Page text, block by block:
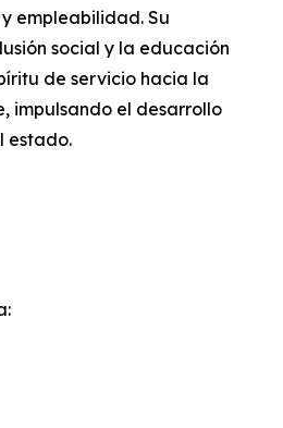
empleabilidad. Su
social y la educación
de servicio hacia la
impulsando el desarrollo
estado.